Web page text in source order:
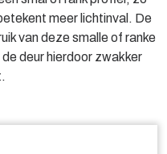
de muur mept.
meer lichtinval. De
van deze smalle of ranke
deur hierdoor zwakker